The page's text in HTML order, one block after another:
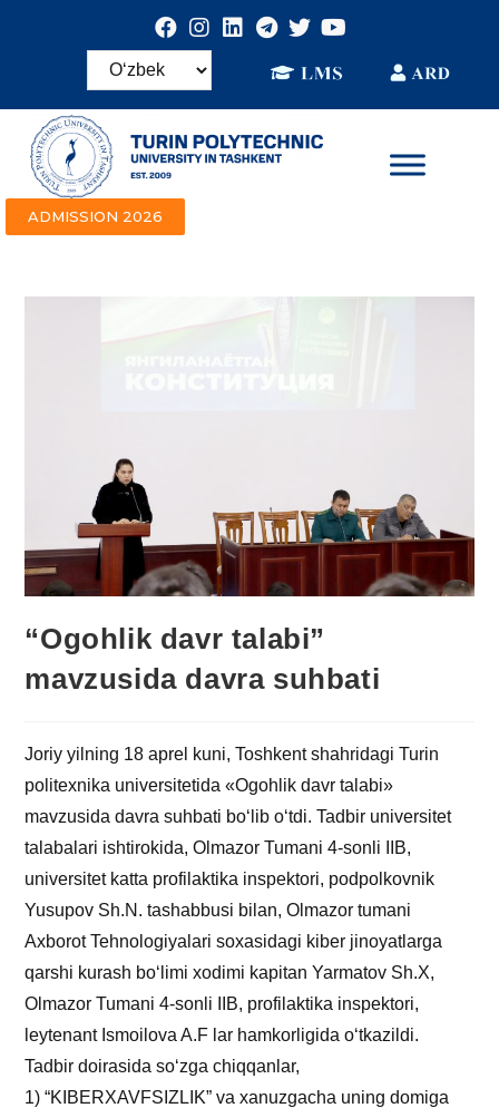
ADMISSION 2026
“Ogohlik davr talabi”
mavzusida davra suhbati
Joriy yilning 18 aprel kuni, Toshkent shahridagi Turin
politexnika universitetida «Ogohlik davr talabi»
mavzusida davra suhbati bo‘lib o‘tdi. Tadbir universitet
talabalari ishtirokida, Olmazor Tumani 4-sonli IIB,
universitet katta profilaktika inspektori, podpolkovnik
Yusupov Sh.N. tashabbusi bilan, Olmazor tumani
Axborot Tehnologiyalari soxasidagi kiber jinoyatlarga
qarshi kurash bo‘limi xodimi kapitan Yarmatov Sh.X,
Olmazor Tumani 4-sonli IIB, profilaktika inspektori,
leytenant Ismoilova A.F lar hamkorligida o‘tkazildi.
Tadbir doirasida so‘zga chiqqanlar,
1) “KIBЕRXAVFSIZLIK” va xanuzgacha uning domiga